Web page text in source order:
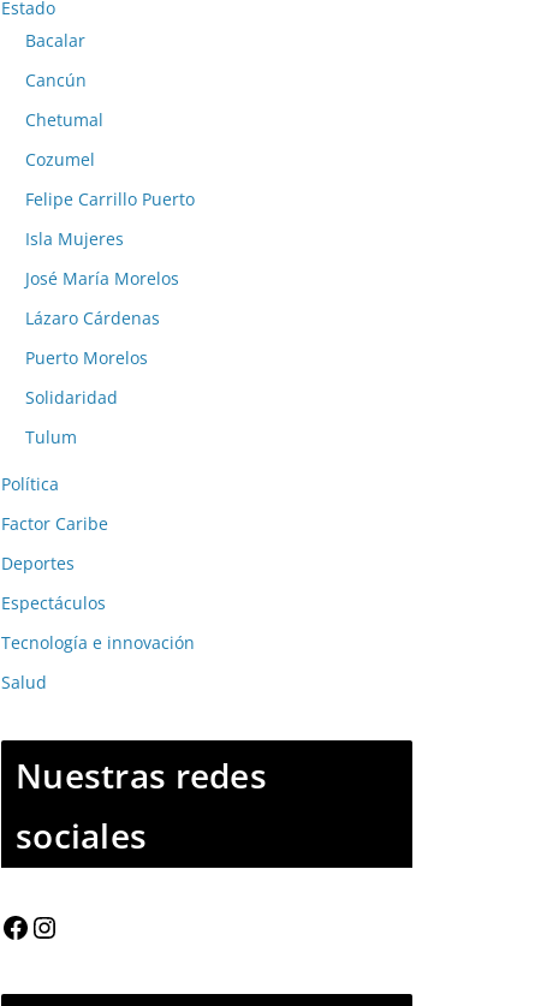
Estado
Bacalar
Cancún
Chetumal
Cozumel
Felipe Carrillo Puerto
Isla Mujeres
José María Morelos
Lázaro Cárdenas
Puerto Morelos
Solidaridad
Tulum
Política
Factor Caribe
Deportes
Espectáculos
Tecnología e innovación
Salud
Nuestras redes
sociales